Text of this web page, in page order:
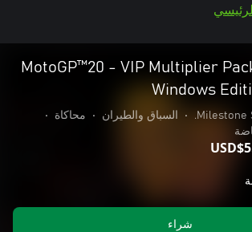
MotoGP™20 - VIP Multiplier
Windows
Milestone
• السباق والطيران • محاكاة
•
شراء